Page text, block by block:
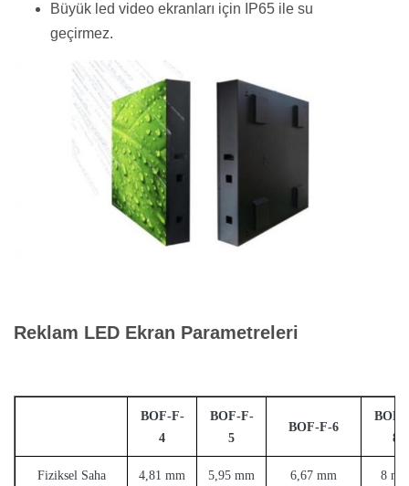
Büyük led video ekranları için IP65 ile su
geçirmez.
Reklam LED Ekran Parametreleri
BOF-F-
4
BOF-F-
5
BOF-F-6
BOF-
8
Fiziksel Saha 4,81 mm 5,95 mm 6,67 mm 8